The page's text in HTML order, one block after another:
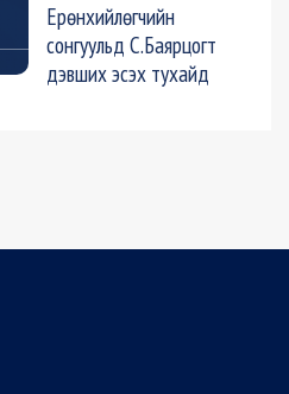
Ерөнхийлөгчийн
сонгуульд С.Баярцогт
дэвших эсэх тухайд